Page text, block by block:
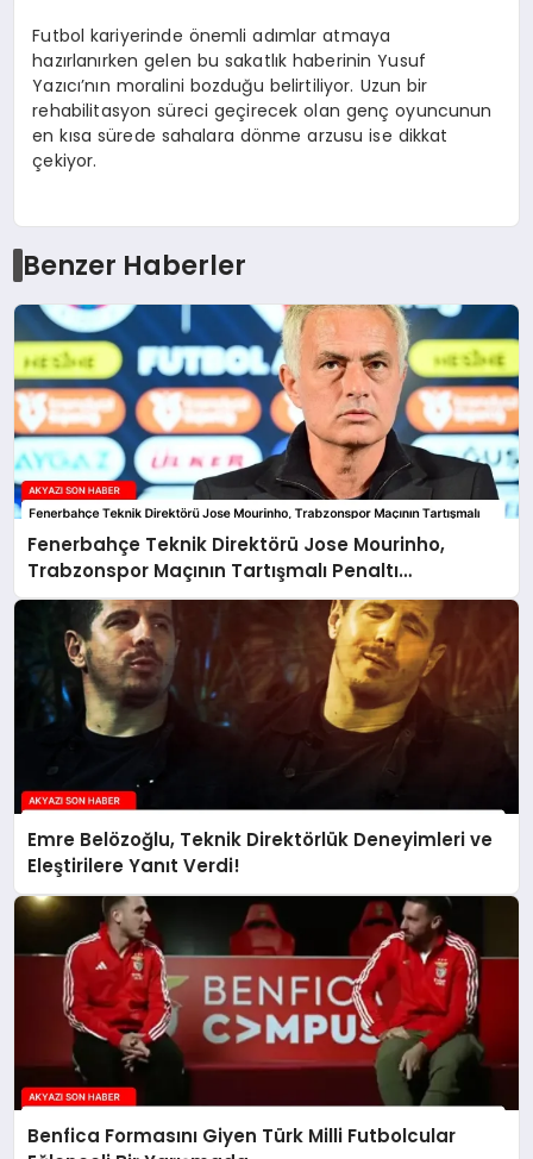
Futbol kariyerinde önemli adımlar atmaya
hazırlanırken gelen bu sakatlık haberinin Yusuf
Yazıcı’nın moralini bozduğu belirtiliyor. Uzun bir
rehabilitasyon süreci geçirecek olan genç oyuncunun
en kısa sürede sahalara dönme arzusu ise dikkat
çekiyor.
Benzer Haberler
Fenerbahçe Teknik Direktörü Jose Mourinho,
Trabzonspor Maçının Tartışmalı Penaltı
Pozisyonunu Paylaştı
Emre Belözoğlu, Teknik Direktörlük Deneyimleri ve
Eleştirilere Yanıt Verdi!
Benfica Formasını Giyen Türk Milli Futbolcular